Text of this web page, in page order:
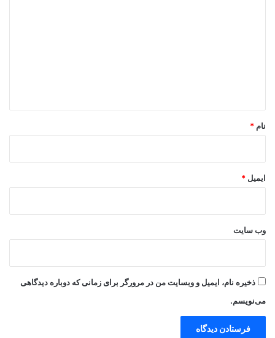
نام *
ایمیل *
وب‌ سایت
ذخیره نام، ایمیل و وبسایت من در مرورگر برای زمانی که دوباره دیدگاهی
می‌نویسم.